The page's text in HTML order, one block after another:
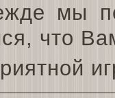
мы
что